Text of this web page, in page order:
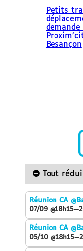
Petits
demande
Besançon
Tout
Réunion CA
07/09
Réunion CA
05/10